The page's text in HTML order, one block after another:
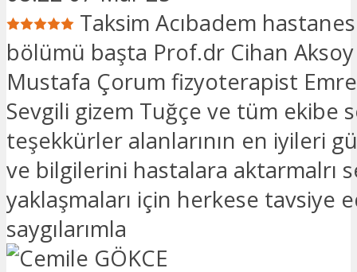
Taksim Acıbadem
bölümü başta Prof.dr Cihan
Mustafa Çorum fizyoterapist
Sevgili gizem Tuğçe ve tüm ekibe
teşekkürler alanlarının en iyileri
ve bilgilerini hastalara aktarmalrı
yaklaşmaları için herkese tavsiye
saygılarımla